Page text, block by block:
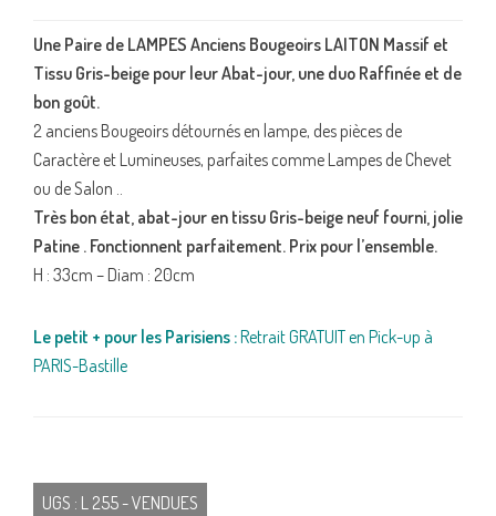
Une Paire de LAMPES Anciens Bougeoirs LAITON Massif et
Tissu Gris-beige pour leur Abat-jour, une duo Raffinée et de
bon goût.
2 anciens Bougeoirs détournés en lampe, des pièces de
Caractère et Lumineuses, parfaites comme Lampes de Chevet
ou de Salon ..
Très bon état, abat-jour en tissu Gris-beige neuf fourni, jolie
Patine . Fonctionnent parfaitement. Prix pour l’ensemble.
H : 33cm – Diam : 20cm
Le petit + pour les Parisiens :Retrait GRATUIT en Pick-up à
PARIS-Bastille
UGS : L 255 - VENDUES